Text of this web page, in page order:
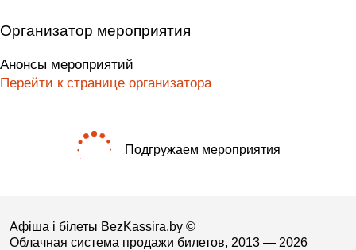
Организатор мероприятия
Анонсы мероприятий
Перейти к странице организатора
Подгружаем мероприятия
Афіша і білеты BezKassira.by ©
Облачная система продажи билетов, 2013 — 2026